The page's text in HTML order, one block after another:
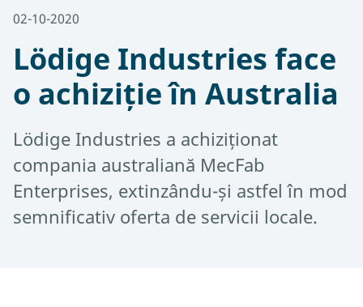
02-10-2020
Lödige Industries face
o achiziție în Australia
Lödige Industries a achiziționat
compania australiană MecFab
Enterprises, extinzându-și astfel în mod
semnificativ oferta de servicii locale.